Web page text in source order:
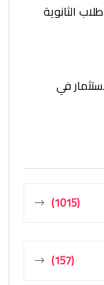
الثانوية
في
(1015)
(157)